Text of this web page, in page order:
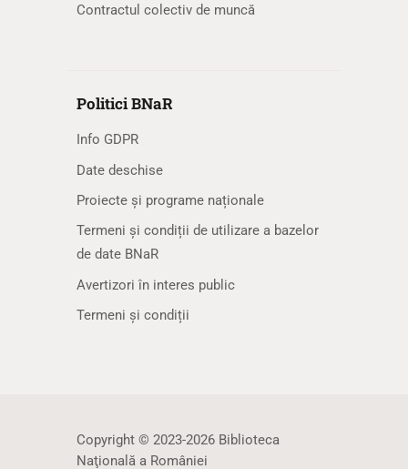
Contractul colectiv de muncă
Politici BNaR
Info GDPR
Date deschise
Proiecte și programe naționale
Termeni și condiții de utilizare a bazelor
de date BNaR
Avertizori în interes public
Termeni și condiții
Copyright © 2023-2026 Biblioteca
Naţională a României